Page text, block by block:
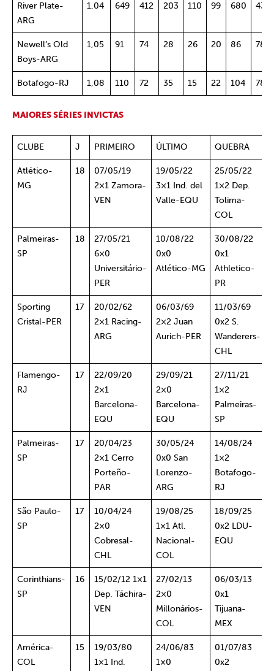
River Plate-
ARG
1,04 649 412 203 110 99 680 430
Newell’s Old
Boys-ARG
1,05 91 74 28 26 20 86 78
Botafogo-RJ 1,08 110 72 35 15 22 104 78
MAIORES SÉRIES INVICTAS
CLUBE J PRIMEIRO ÚLTIMO QUEBRA
Atlético-
MG
18
07/05/19
2×1 Zamora-
VEN
19/05/22
3×1 Ind. del
Valle-EQU
25/05/22
1×2 Dep.
Tolima-
COL
Palmeiras-
SP
18
27/05/21
6×0
Universitário-
PER
10/08/22
0x0
Atlético-MG
30/08/22
0x1
Athletico-
PR
Sporting
Cristal-PER
17
20/02/62
2×1 Racing-
ARG
06/03/69
2×2 Juan
Aurich-PER
11/03/69
0x2 S.
Wanderers-
CHL
Flamengo-
RJ
17
22/09/20
2×1
Barcelona-
EQU
29/09/21
2×0
Barcelona-
EQU
27/11/21
1×2
Palmeiras-
SP
Palmeiras-
SP
17
20/04/23
2×1 Cerro
Porteño-
PAR
30/05/24
0x0 San
Lorenzo-
ARG
14/08/24
1×2
Botafogo-
RJ
São Paulo-
SP
17
10/04/24
2×0
Cobresal-
CHL
19/08/25
1×1 Atl.
Nacional-
COL
18/09/25
0x2 LDU-
EQU
Corinthians-
SP
16
15/02/12 1×1
Dep. Táchira-
VEN
27/02/13
2×0
Millonários-
COL
06/03/13
0x1
Tijuana-
MEX
América-
COL
15
19/03/80
1×1 Ind.
24/06/83
1×0
01/07/83
0x2